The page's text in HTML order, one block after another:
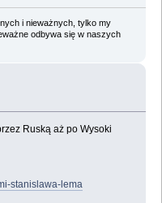
i nieważnych, tylko my
odbywa się w naszych
Ruską aż po Wysoki
stanislawa-lema